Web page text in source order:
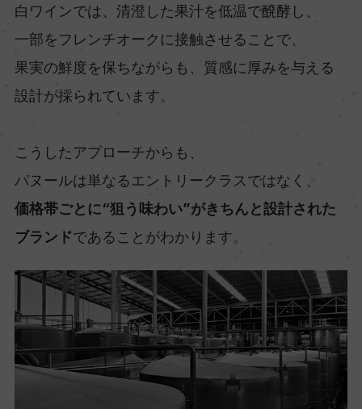
白ワインでは、清澄した果汁を低温で醗酵し、
一部をフレンチオークに接触させることで、
果実の鮮度を保ちながらも、質感に厚みを与える
設計が採られています。
こうしたアプローチからも、
パヌールは単なるエントリークラスではなく、
価格帯ごとに“狙う味わい”がきちんと設計された
ブランドであることがわかります。